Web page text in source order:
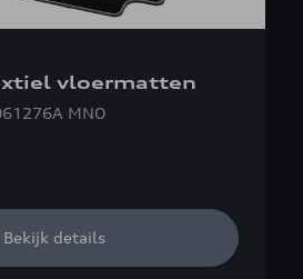
vloermatten
MNO
Bekijk details